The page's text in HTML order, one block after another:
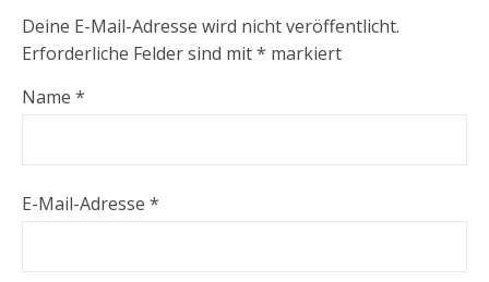
Deine E-Mail-Adresse wird nicht veröffentlicht.
Erforderliche Felder sind mit* markiert
Name *
E-Mail-Adresse *